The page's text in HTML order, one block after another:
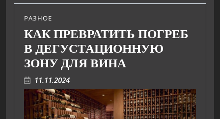
РАЗНОЕ
КАК ПРЕВРАТИТЬ ПОГРЕБ
В ДЕГУСТАЦИОННУЮ
ЗОНУ ДЛЯ ВИНА
11.11.2024